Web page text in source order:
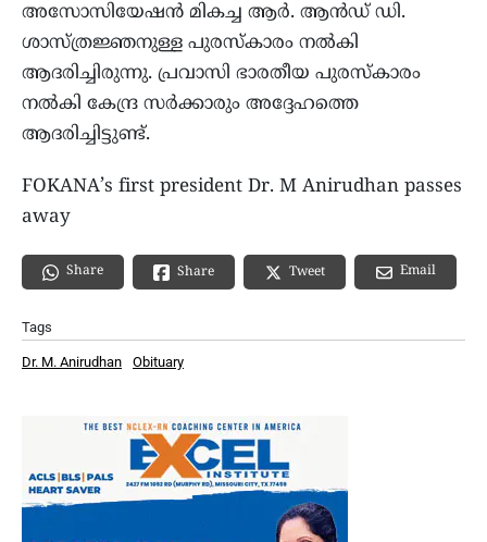
അസോസിയേഷൻ മികച്ച ആർ. ആൻഡ് ഡി.
ശാസ്ത്രജ്ഞനുള്ള പുരസ്‌കാരം നൽകി
ആദരിച്ചിരുന്നു. പ്രവാസി ഭാരതീയ പുരസ്‌കാരം
നൽകി കേന്ദ്ര സർക്കാരും അദ്ദേഹത്തെ
ആദരിച്ചിട്ടുണ്ട്.
FOKANA’s first president Dr. M Anirudhan passes
away
Share Share Tweet Email
Tags
Dr. M. Anirudhan Obituary